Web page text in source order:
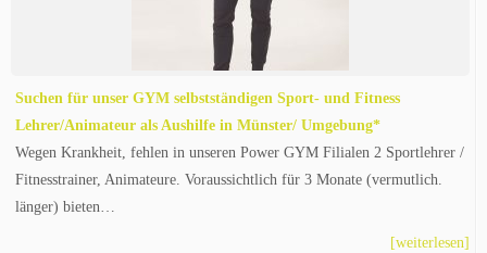
Suchen für unser GYM selbstständigen Sport- und Fitness
Lehrer/Animateur als Aushilfe in Münster/ Umgebung*
Wegen Krankheit, fehlen in unseren Power GYM Filialen 2 Sportlehrer /
Fitnesstrainer, Animateure. Voraussichtlich für 3 Monate (vermutlich.
länger) bieten…
[weiterlesen]